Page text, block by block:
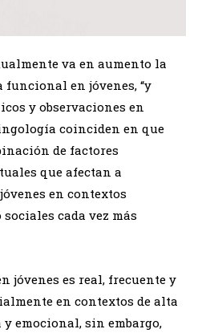
va en aumento la
en jóvenes, “y
y observaciones en
coinciden en que
de factores
que afectan a
en contextos
cada vez más
jóvenes es real, frecuente y
en contextos de alta
emocional, sin embargo,